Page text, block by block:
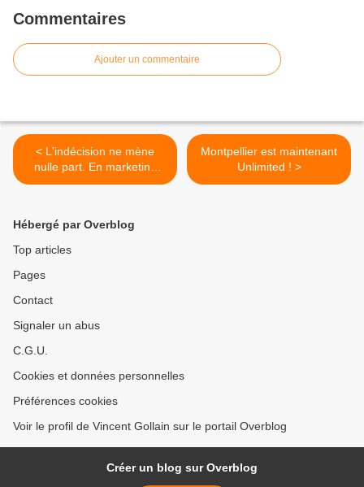
Commentaires
Ajouter un commentaire
< L'indécision ne mène
nulle part. En marketing
territorial aussi ?
Montpellier est maintenant
Unlimited ! >
Hébergé par Overblog
Top articles
Pages
Contact
Signaler un abus
C.G.U.
Cookies et données personnelles
Préférences cookies
Voir le profil de Vincent Gollain sur le portail Overblog
Créer un blog sur Overblog